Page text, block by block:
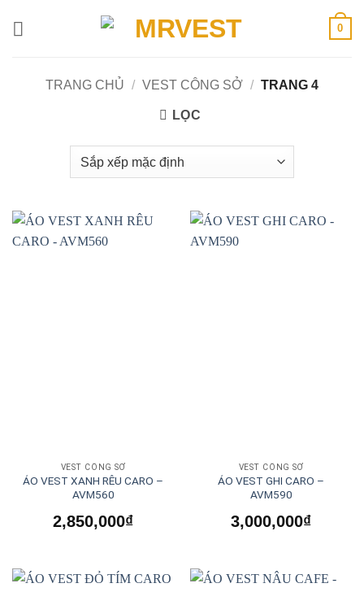
0
TRANG CHỦ / VEST CÔNG SỞ / TRANG 4
LỌC
VEST CÔNG SỞ
ÁO VEST XANH RÊU CARO –
AVM560
2,850,000₫
VEST CÔNG SỞ
ÁO VEST GHI CARO –
AVM590
3,000,000₫